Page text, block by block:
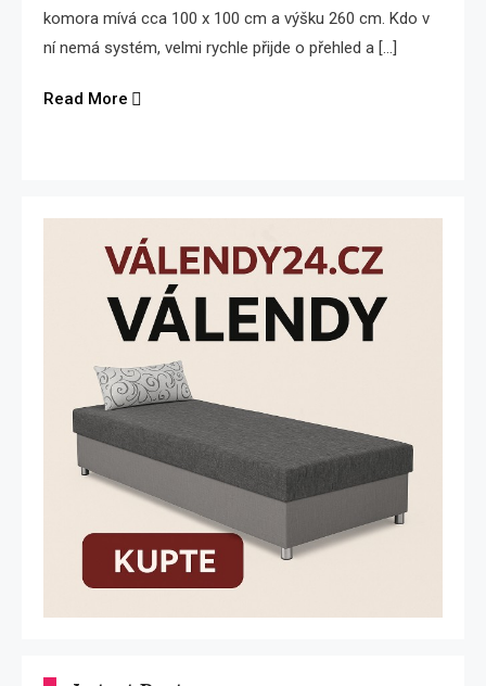
komora mívá cca 100 x 100 cm a výšku 260 cm. Kdo v
ní nemá systém, velmi rychle přijde o přehled a […]
Read More